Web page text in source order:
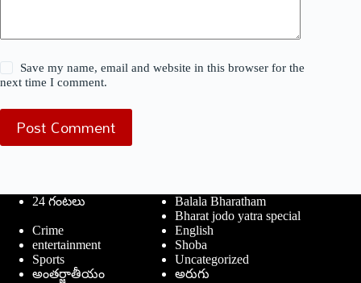
Save my name, email and website in this browser for the
next time I comment.
Post Comment
24 గంటలు
Balala Bharatham
Bharat jodo yatra special
Crime
English
entertainment
Shoba
Sports
Uncategorized
అంతర్జాతీయం
అరుగు